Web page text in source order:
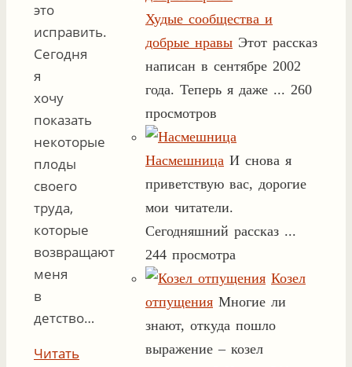
это
исправить.
Сегодня
я
хочу
показать
некоторые
плоды
своего
труда,
которые
возвращают
меня
в
детство…
Читать
Худые сообщества и
добрые нравы Этот рассказ
написан в сентябре 2002
года. Теперь я даже ... 260
просмотров
Насмешница И снова я
приветствую вас, дорогие
мои читатели.
Сегодняшний рассказ ...
244 просмотра
Козел
отпущения Многие ли
знают, откуда пошло
выражение – козел